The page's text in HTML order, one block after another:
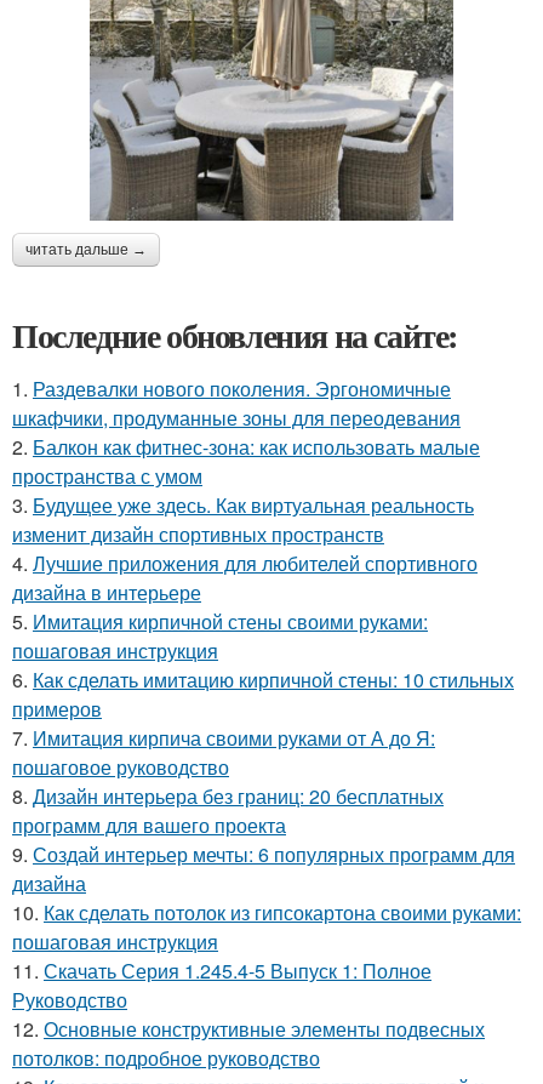
читать дальше →
Последние обновления на сайте:
1. Раздевалки нового поколения. Эргономичные
шкафчики, продуманные зоны для переодевания
2. Балкон как фитнес-зона: как использовать малые
пространства с умом
3. Будущее уже здесь. Как виртуальная реальность
изменит дизайн спортивных пространств
4. Лучшие приложения для любителей спортивного
дизайна в интерьере
5. Имитация кирпичной стены своими руками:
пошаговая инструкция
6. Как сделать имитацию кирпичной стены: 10 стильных
примеров
7. Имитация кирпича своими руками от А до Я:
пошаговое руководство
8. Дизайн интерьера без границ: 20 бесплатных
программ для вашего проекта
9. Создай интерьер мечты: 6 популярных программ для
дизайна
10. Как сделать потолок из гипсокартона своими руками:
пошаговая инструкция
11. Скачать Серия 1.245.4-5 Выпуск 1: Полное
Руководство
12. Основные конструктивные элементы подвесных
потолков: подробное руководство